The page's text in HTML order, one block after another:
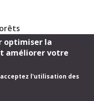
optimiser la
améliorer votre
l'utilisation des